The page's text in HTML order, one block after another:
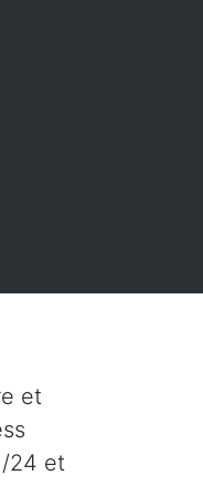
et
24 et